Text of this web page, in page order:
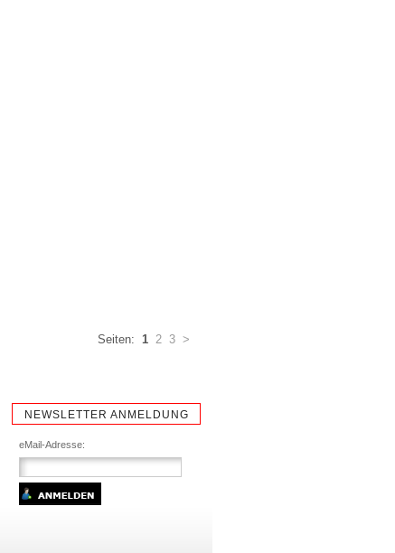
Seiten: 1 2 3 >
NEWSLETTER ANMELDUNG
eMail-Adresse: